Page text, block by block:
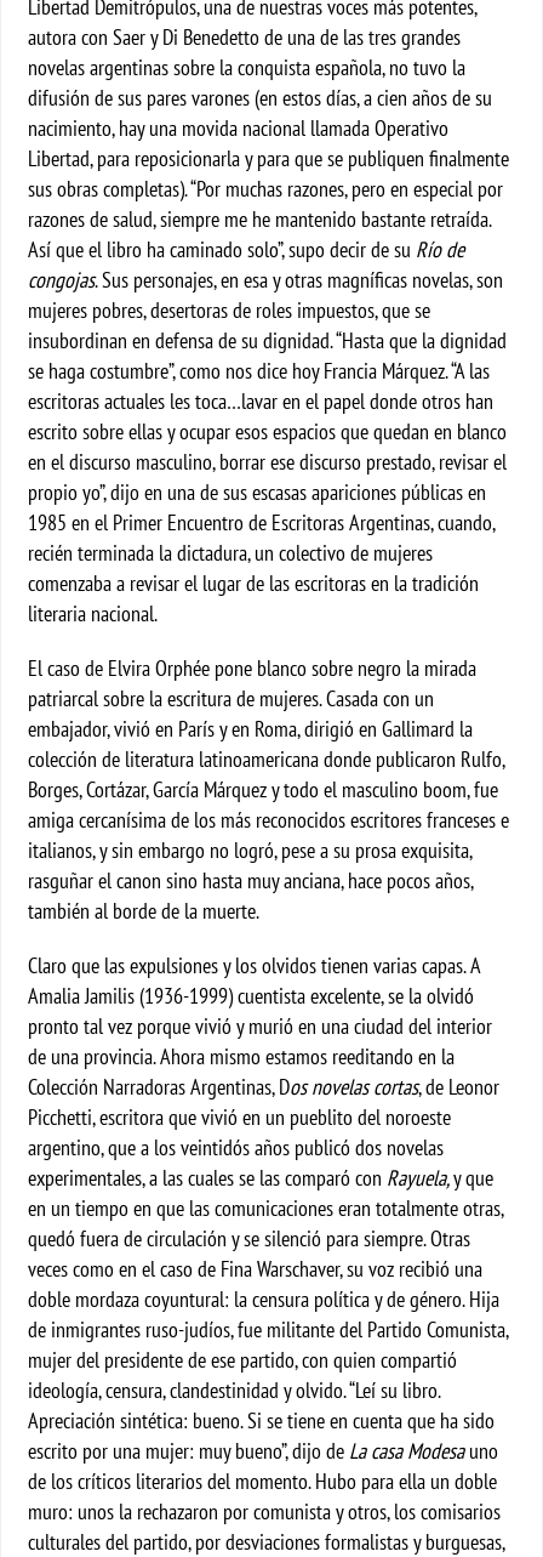
Libertad Demitrópulos, una de nuestras voces más potentes,
autora con Saer y Di Benedetto de una de las tres grandes
novelas argentinas sobre la conquista española, no tuvo la
difusión de sus pares varones (en estos días, a cien años de su
nacimiento, hay una movida nacional llamada Operativo
Libertad, para reposicionarla y para que se publiquen finalmente
sus obras completas). “Por muchas razones, pero en especial por
razones de salud, siempre me he mantenido bastante retraída.
Así que el libro ha caminado solo”, supo decir de su Río de
congojas. Sus personajes, en esa y otras magníficas novelas, son
mujeres pobres, desertoras de roles impuestos, que se
insubordinan en defensa de su dignidad. “Hasta que la dignidad
se haga costumbre”, como nos dice hoy Francia Márquez. “A las
escritoras actuales les toca…lavar en el papel donde otros han
escrito sobre ellas y ocupar esos espacios que quedan en blanco
en el discurso masculino, borrar ese discurso prestado, revisar el
propio yo”, dijo en una de sus escasas apariciones públicas en
1985 en el Primer Encuentro de Escritoras Argentinas, cuando,
recién terminada la dictadura, un colectivo de mujeres
comenzaba a revisar el lugar de las escritoras en la tradición
literaria nacional.
El caso de Elvira Orphée pone blanco sobre negro la mirada
patriarcal sobre la escritura de mujeres. Casada con un
embajador, vivió en París y en Roma, dirigió en Gallimard la
colección de literatura latinoamericana donde publicaron Rulfo,
Borges, Cortázar, García Márquez y todo el masculino boom, fue
amiga cercanísima de los más reconocidos escritores franceses e
italianos, y sin embargo no logró, pese a su prosa exquisita,
rasguñar el canon sino hasta muy anciana, hace pocos años,
también al borde de la muerte.
Claro que las expulsiones y los olvidos tienen varias capas. A
Amalia Jamilis (1936-1999) cuentista excelente, se la olvidó
pronto tal vez porque vivió y murió en una ciudad del interior
de una provincia. Ahora mismo estamos reeditando en la
Colección Narradoras Argentinas, Dos novelas cortas, de Leonor
Picchetti, escritora que vivió en un pueblito del noroeste
argentino, que a los veintidós años publicó dos novelas
experimentales, a las cuales se las comparó con Rayuela,y que
en un tiempo en que las comunicaciones eran totalmente otras,
quedó fuera de circulación y se silenció para siempre. Otras
veces como en el caso de Fina Warschaver, su voz recibió una
doble mordaza coyuntural: la censura política y de género. Hija
de inmigrantes ruso-judíos, fue militante del Partido Comunista,
mujer del presidente de ese partido, con quien compartió
ideología, censura, clandestinidad y olvido. “Leí su libro.
Apreciación sintética: bueno. Si se tiene en cuenta que ha sido
escrito por una mujer: muy bueno”, dijo de La casa Modesauno
de los críticos literarios del momento. Hubo para ella un doble
muro: unos la rechazaron por comunista y otros, los comisarios
culturales del partido, por desviaciones formalistas y burguesas,